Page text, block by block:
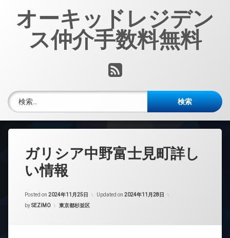
オーキッドレジデン
ス仲介手数料無料
RSS
検索:
ガリシア中野富士見町詳し
い情報
Posted on 2024年11月25日 Updated on 2024年11月28日
bySEZIMO カテゴリー:
東京都杉並区